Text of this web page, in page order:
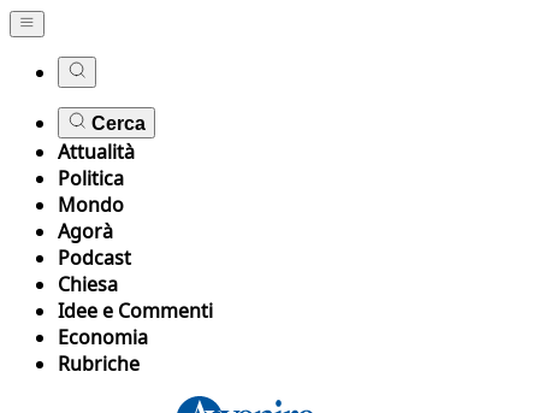
Cerca
Attualità
Politica
Mondo
Agorà
Podcast
Chiesa
Idee e Commenti
Economia
Rubriche